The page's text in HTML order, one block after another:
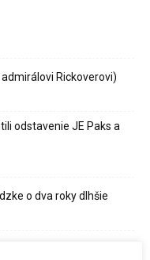
Rickoverovi)
odstavenie JE Paks a
o dva roky dlhšie